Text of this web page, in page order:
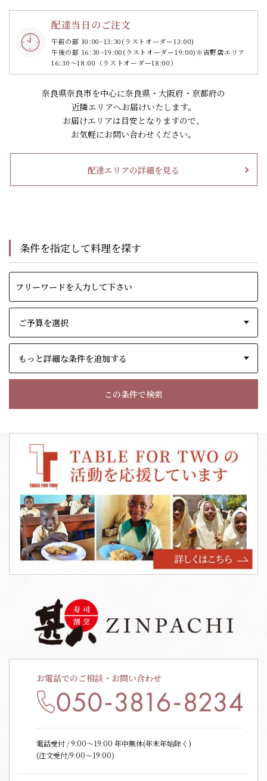
配達当日のご注文
午前の部 10:00~13:30(ラストオーダー13:00)
午後の部 16:30~19:00(ラストオーダー19:00)※吉野店エリア
16:30～18:00（ラストオーダー18:00）
奈良県奈良市を中心に奈良県・大阪府・京都府の
近隣エリアへお届けいたします。
お届けエリアは目安となりますので、
お気軽にお問い合わせください。
配達エリアの詳細を見る
条件を指定して料理を探す
もっと詳細な条件を追加する
この条件で検索
お電話でのご相談・お問い合わせ
電話受付 / 9:00〜19:00 年中無休(年末年始除く)
(注文受付/9:00～19:00)